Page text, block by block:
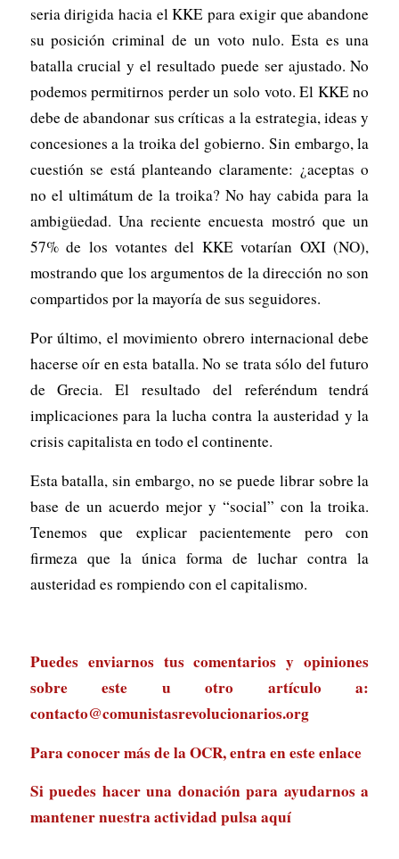
seria dirigida hacia el KKE para exigir que abandone
su posición criminal de un voto nulo. Esta es una
batalla crucial y el resultado puede ser ajustado. No
podemos permitirnos perder un solo voto. El KKE no
debe de abandonar sus críticas a la estrategia, ideas y
concesiones a la troika del gobierno. Sin embargo, la
cuestión se está planteando claramente: ¿aceptas o
no el ultimátum de la troika? No hay cabida para la
ambigüedad. Una reciente encuesta mostró que un
57% de los votantes del KKE votarían OXI (NO),
mostrando que los argumentos de la dirección no son
compartidos por la mayoría de sus seguidores.
Por último, el movimiento obrero internacional debe
hacerse oír en esta batalla. No se trata sólo del futuro
de Grecia. El resultado del referéndum tendrá
implicaciones para la lucha contra la austeridad y la
crisis capitalista en todo el continente.
Esta batalla, sin embargo, no se puede librar sobre la
base de un acuerdo mejor y “social” con la troika.
Tenemos que explicar pacientemente pero con
firmeza que la única forma de luchar contra la
austeridad es rompiendo con el capitalismo.
Puedes enviarnos tus comentarios y opiniones
sobre este u otro artículo a:
contacto@comunistasrevolucionarios.org
Para conocer más de la OCR, entra eneste enlace
Si puedes hacer una donación para ayudarnos a
mantener nuestra actividad pulsa aquí